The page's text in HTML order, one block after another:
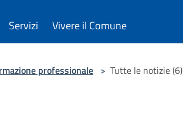
Servizi Vivere il Comune
professionale > Tutte le notizie (6)